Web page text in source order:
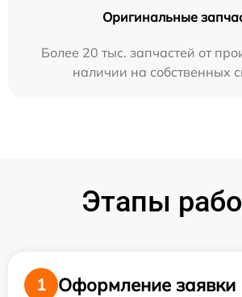
Оригинальные
Более 20 тыс. запчастей от
наличии на собственных
Этапы
1
Оформление заявки